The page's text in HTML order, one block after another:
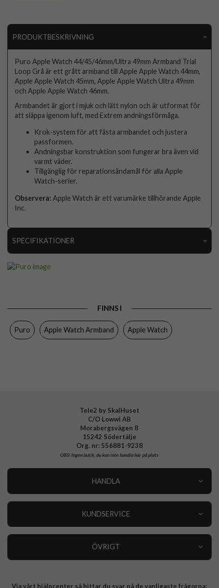
PRODUKTBESKRIVNING
Puro Apple Watch 44/45/46mm/Ultra 49mm Armband Trial
Loop Grå är ett grått armband till Apple Apple Watch 44mm,
Apple Apple Watch 45mm, Apple Apple Watch Ultra 49mm
och Apple Apple Watch 46mm.
Armbandet är gjort i mjuk och lätt nylon och är utformat för
att släppa igenom luft, med Extrem andningsförmåga.
Krok-system för att fästa armbandet och justera
passformen.
Andningsbar konstruktion som fungerar bra även vid
varmt väder.
Tillgänglig för reparationsändamål för alla Apple
Watch-serier.
Observera: Apple Watch är ett varumärke tillhörande Apple
Inc.
SPECIFIKATIONER
Färg
Material
FINNS I
Puro Apple Watch Armband Apple Watch
Tele2 by SkalHuset
C/O Lowwi AB
Morabergsvägen 8
15242 Södertälje
Org. nr: 556881-9238
OBS!Ingen butik, du kan inte handla här på plats
HANDLA
KUNDSERVICE
ÖVRIGT
Integritetspolicy
Via vårt hjälpcenter så hittar du svar på de vanligaste frågorna: